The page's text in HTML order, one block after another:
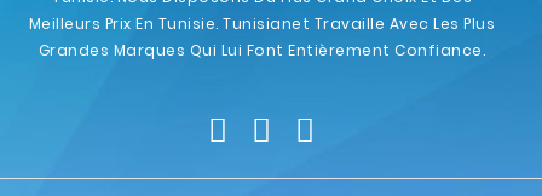
Meilleurs Prix En Tunisie. Tunisianet Travaille Avec Les Plus
Grandes Marques Qui Lui Font Entièrement Confiance.